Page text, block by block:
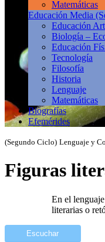
Matemáticas
Educación Media
Educación
Biología –
Educación
Tecnología
Filosofía
Historia
Lenguaje
Matemáticas
Biografías
Efemérides
(Segundo Ciclo) Lenguaje y
Figuras
En el
literarias o
Escuchar